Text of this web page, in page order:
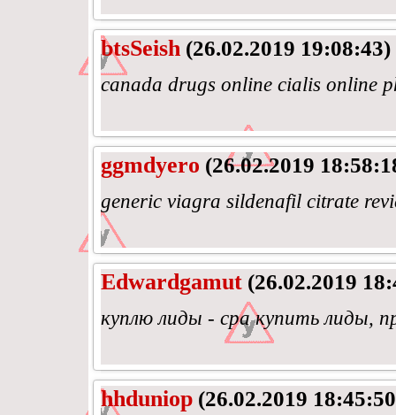
btsSeish (26.02.2019 19:08:43)
canada drugs online cialis online
ggmdyero (26.02.2019
generic viagra sildenafil citrate
Edwardgamut (26.02.2019
куплю лиды - cpa купить лиды,
hhduniop (26.02.2019